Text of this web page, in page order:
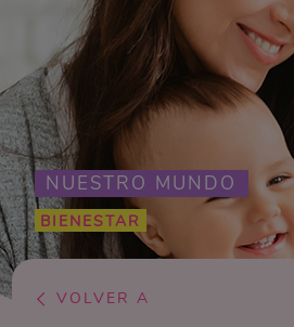
NUESTRO MUNDO
BIENESTAR
VOLVER A